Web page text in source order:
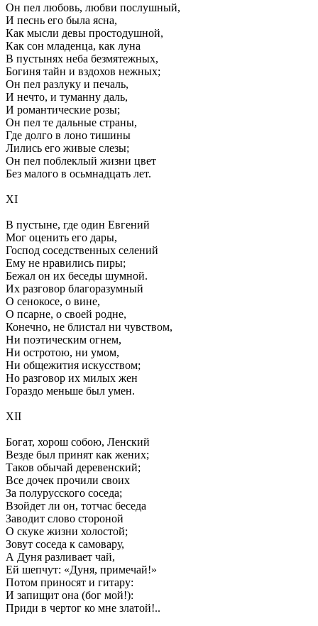
Он пел любовь, любви послушный,
И песнь его была ясна,
Как мысли девы простодушной,
Как сон младенца, как луна
В пустынях неба безмятежных,
Богиня тайн и вздохов нежных;
Он пел разлуку и печаль,
И нечто, и туманну даль,
И романтические розы;
Он пел те дальные страны,
Где долго в лоно тишины
Лились его живые слезы;
Он пел поблеклый жизни цвет
Без малого в осьмнадцать лет.
XI
В пустыне, где один Евгений
Мог оценить его дары,
Господ соседственных селений
Ему не нравились пиры;
Бежал он их беседы шумной.
Их разговор благоразумный
О сенокосе, о вине,
О псарне, о своей родне,
Конечно, не блистал ни чувством,
Ни поэтическим огнем,
Ни остротою, ни умом,
Ни общежития искусством;
Но разговор их милых жен
Гораздо меньше был умен.
XII
Богат, хорош собою, Ленский
Везде был принят как жених;
Таков обычай деревенский;
Все дочек прочили своих
За полурусского соседа;
Взойдет ли он, тотчас беседа
Заводит слово стороной
О скуке жизни холостой;
Зовут соседа к самовару,
А Дуня разливает чай,
Ей шепчут: «Дуня, примечай!»
Потом приносят и гитару:
И запищит она (бог мой!):
Приди в чертог ко мне златой!..